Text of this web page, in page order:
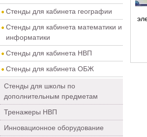
Стенды для кабинета географии
Стенды для кабинета математики и
информатики
Стенды для кабинета НВП
Стенды для кабинета ОБЖ
Стенды для школы по
дополнительным предметам
Тренажеры НВП
Инновационное оборудование